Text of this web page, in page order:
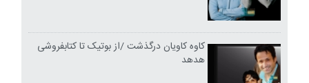
کاوه کاویان درگذشت /از بوتیک تا کتابفروشی
هدهد